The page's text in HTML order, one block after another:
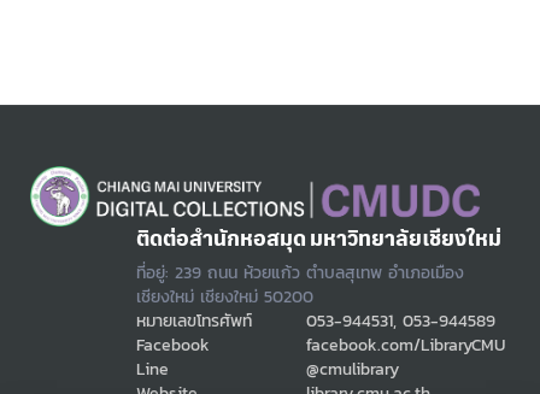
ติดต่อสำนักหอสมุด มหาวิทยาลัยเชียงใหม่
ที่อยู่: 239 ถนน ห้วยแก้ว ตำบลสุเทพ อำเภอเมือง
เชียงใหม่ เชียงใหม่ 50200
หมายเลขโทรศัพท์ 053-944531, 053-944589
Facebook
facebook.com/LibraryCMU
Line
@cmulibrary